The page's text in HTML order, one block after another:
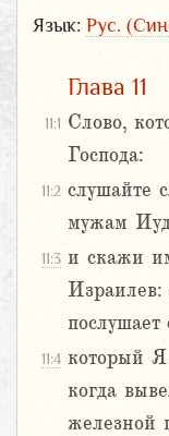
Язык: Рус.
Глава 11
11:1 Слово,
Господа:
11:2 слушайте
мужам
11:3 и скажи
Израилев:
послушает
11:4 который Я
когда
железной